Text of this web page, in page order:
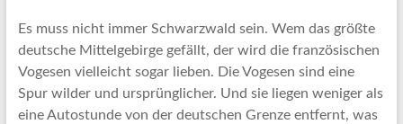
Es muss nicht immer Schwarzwald sein. Wem das größte
deutsche Mittelgebirge gefällt, der wird die französischen
Vogesen vielleicht sogar lieben. Die Vogesen sind eine
Spur wilder und ursprünglicher. Und sie liegen weniger als
eine Autostunde von der deutschen Grenze entfernt, was